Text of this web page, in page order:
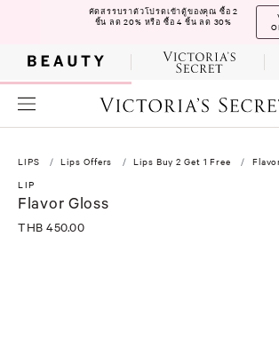
คัดสรรบราตัวโปรดเข้าตู้ของคุณ ซื้อ 2
ชิ้น ลด 20% หรือ ซื้อ 4 ชิ้น ลด 30%
LIPS Lips Offers Lips Buy 2 Get 1 Free
LIP
Flavor Gloss
THB 450.00